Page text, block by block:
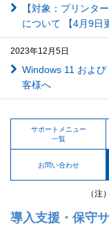
【対象：プリンタ
について 【4月9日
2023年12月5日
Windows 11 およ
客様へ
サポートメニュー
一覧
お問い合わせ
（注
導入支援・保守